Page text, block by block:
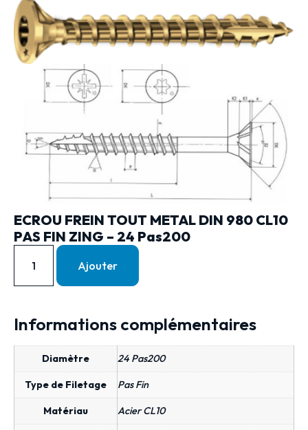
ECROU FREIN TOUT METAL DIN 980 CL10
PAS FIN ZING – 24 Pas200
Ajouter
Informations complémentaires
Diamètre 24 Pas200
Type de Filetage Pas Fin
Matériau Acier CL10